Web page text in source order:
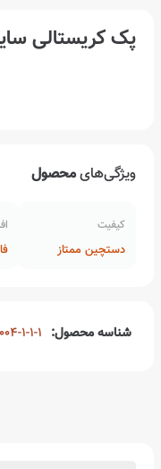
پک کریستالی
ویژگی‌هایمحصول
کیفیت
دستچین ممتاز
شناسه محصول: 1-1-1